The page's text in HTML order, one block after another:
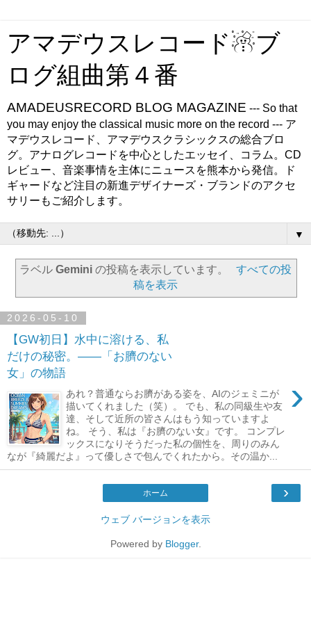
アマデウスレコード☃ブ
ログ組曲第４番
AMADEUSRECORD BLOG MAGAZINE --- So that
you may enjoy the classical music more on the record --- ア
マデウスレコード、アマデウスクラシックスの総合ブロ
グ。アナログレコードを中心としたエッセイ、コラム。CD
レビュー、音楽事情を主体にニュースを熊本から発信。ド
ギャードなど注目の新進デザイナーズ・ブランドのアクセ
サリーもご紹介します。
▼
ラベルGemini の投稿を表示しています。
すべての投
稿を表示
2026-05-10
【GW初日】水中に溶ける、私
だけの秘密。――「お臍のない
女」の物語
›
あれ？普通ならお臍がある姿を、AIのジェミニが
描いてくれました（笑）。 でも、私の同級生や友
達、そして近所の皆さんはもう知っていますよ
ね。 そう、私は『お臍のない女』です。 コンプレ
ックスになりそうだった私の個性を、周りのみん
なが『綺麗だよ』って優しさで包んでくれたから。その温か...
›
ホーム
ウェブ バージョンを表示
Powered by Blogger.